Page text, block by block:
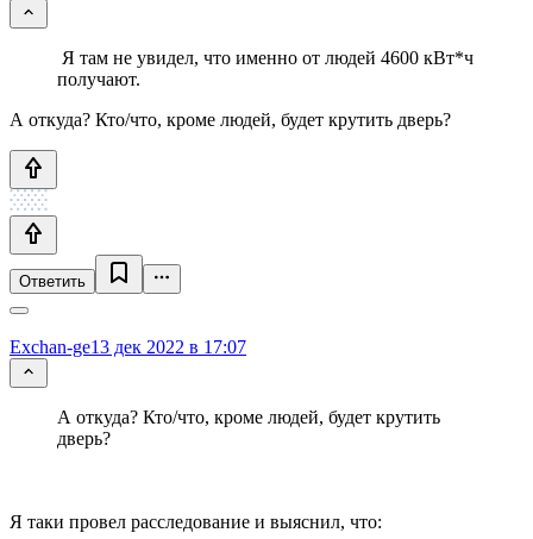
Я там не увидел, что именно от людей 4600 кВт*ч
получают.
А откуда? Кто/что, кроме людей, будет крутить дверь?
Ответить
Exchan-ge13 дек 2022 в 17:07
А откуда? Кто/что, кроме людей, будет крутить
дверь?
Я таки провел расследование и выяснил, что: